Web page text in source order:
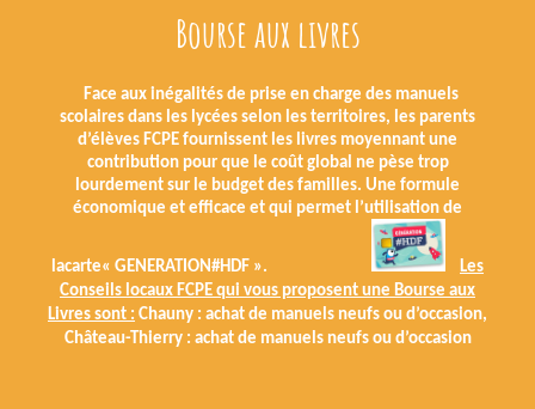
Bourse aux livres
Face aux inégalités de prise en charge des manuels
scolaires dans les lycées selon les territoires, les parents
d’élèves FCPE fournissent les livres moyennant une
contribution pour que le coût global ne pèse trop
lourdement sur le budget des familles. Une formule
économique et efficace et qui permet l’utilisation de
lacarte« GENERATION#HDF ».
Les
Conseils locaux FCPE qui vous proposent une Bourse aux
Livres sont : Chauny : achat de manuels neufs ou d’occasion,
Château-Thierry : achat de manuels neufs ou d’occasion